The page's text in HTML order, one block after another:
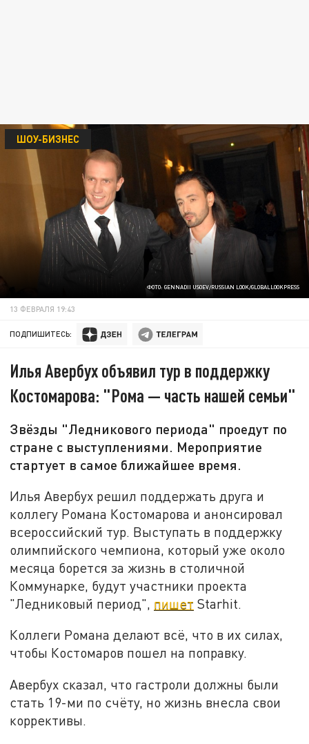
ФОТО: GENNADII USOEV/RUSSIAN LOOK/GLOBALLOOKPRESS
ШОУ-БИЗНЕС
13 ФЕВРАЛЯ 19:43
ПОДПИШИТЕСЬ:
Илья Авербух объявил тур в поддержку
Костомарова: "Рома — часть нашей семьи"
Звёзды "Ледникового периода" проедут по
стране с выступлениями. Мероприятие
стартует в самое ближайшее время.
Илья Авербух решил поддержать друга и
коллегу Романа Костомарова и анонсировал
всероссийский тур. Выступать в поддержку
олимпийского чемпиона, который уже около
месяца борется за жизнь в столичной
Коммунарке, будут участники проекта
"Ледниковый период", пишет Starhit.
Коллеги Романа делают всё, что в их силах,
чтобы Костомаров пошел на поправку.
Авербух сказал, что гастроли должны были
стать 19-ми по счёту, но жизнь внесла свои
коррективы.